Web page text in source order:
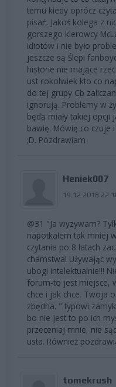
temu kiedy oprócz
pisać. Jakoś kolega z
gorszego kierowcy
idiotów i nie było
jeszcze są Ślepi
historie nie mające
ust cokolwiek kto co
do tej grupy Cb
ignorują. Problemy w
będą miały takiej opcji
bawię. Mówię co czuje
;D. Pozdrawiam
Heniek007
19.12.2018
@31 "Ja wyzywam?
napotkałem tak mniej
czytania po 8 latach
chamstwa! Używając
ubogi intelektualnie!!!
forum-to jest miejsce,
chce i jak chce. Twoja
zbędna. " typowi
bo nie jest to po ich
przeceniaj mnie, nie
usta. Również
tomekrush